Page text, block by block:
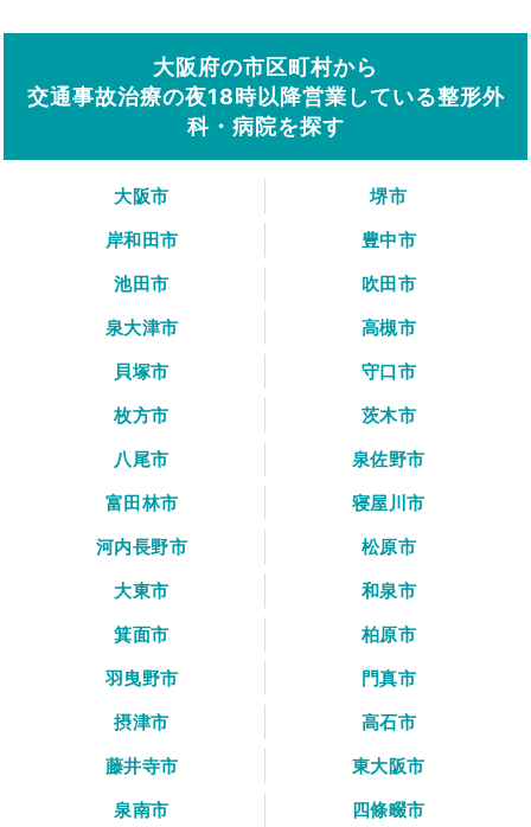
大阪府の市区町村から
交通事故治療の夜18時以降営業している整形外
科・病院を探す
大阪市
堺市
岸和田市
豊中市
池田市
吹田市
泉大津市
高槻市
貝塚市
守口市
枚方市
茨木市
八尾市
泉佐野市
富田林市
寝屋川市
河内長野市
松原市
大東市
和泉市
箕面市
柏原市
羽曳野市
門真市
摂津市
高石市
藤井寺市
東大阪市
泉南市
四條畷市